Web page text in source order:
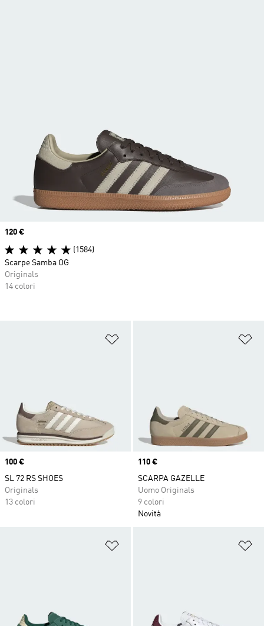
Aggiungi alla lista dei desideri
Price
100 €
SL 72 RS SHOES
Originals
13 colori
Price
110 €
SCARPA GAZELLE
Uomo Originals
9 colori
Novità
Aggiungi alla lista dei desideri
Price
120 €
(1584)
Scarpe Samba OG
Originals
14 colori